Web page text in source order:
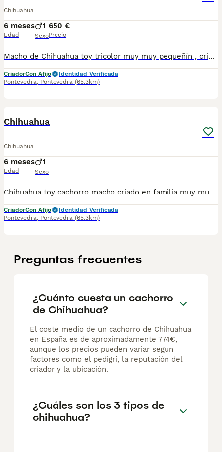
Chihuahua
6 meses
Edad
1
Sexo
650 €
Precio
Macho de Chihuahua toy tricolor muy muy pequeñín , criado en familia una maravilla . El cachorro lo entregamos vacunado desparasitado , cartilla de vacunación y garantías por escrito de enfermedades víricas y congénitas de un año . Mandamos a toda España por trasporte de mascotas propio furgoneta adaptada para su mejor viaje . El pago puede se contra rembolso
CriadorCon Afijo
Identidad Verificada
Pontevedra, Pontevedra (65.3km)
Chihuahua
Chihuahua
6 meses
Edad
1
Sexo
Chihuahua toy cachorro macho criado en familia muy muy guapote . Entregamos con toda documentación al día así como garantías de enfermedades víricas y congénitas de un año . Mandamos a toda España por transporte personal y cualificado furgoneta completa de instalación para que los cachorro vayan como tienen que ir , entrega puerta a puerta .
CriadorCon Afijo
Identidad Verificada
Pontevedra, Pontevedra (65.3km)
Preguntas frecuentes
¿Cuánto cuesta un cachorro
de Chihuahua?
El coste medio de un cachorro de Chihuahua
en España es de aproximadamente 774€,
aunque los precios pueden variar según
factores como el pedigrí, la reputación del
criador y la ubicación.
¿Cuáles son los 3 tipos de
chihuahua?